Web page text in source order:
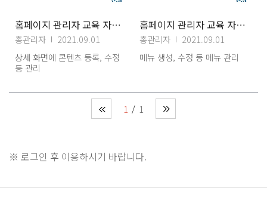
홈페이지 관리자 교육 자료(2) 콘텐츠관리
총관리자
2021.09.01
상세 화면에 콘텐츠 등록, 수정
등 관리
홈페이지 관리자 교육 자료(1) 메뉴관리
총관리자
2021.09.01
메뉴 생성, 수정 등 메뉴 관리
1 1
※ 로그인 후 이용하시기 바랍니다.